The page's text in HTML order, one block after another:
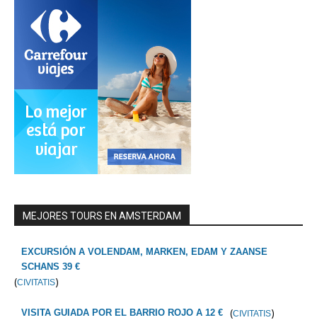
MEJORES TOURS EN AMSTERDAM
EXCURSIÓN A VOLENDAM, MARKEN, EDAM Y ZAANSE
SCHANS 39 €
(CIVITATIS)
VISITA GUIADA POR EL BARRIO ROJO A 12 € (CIVITATIS)